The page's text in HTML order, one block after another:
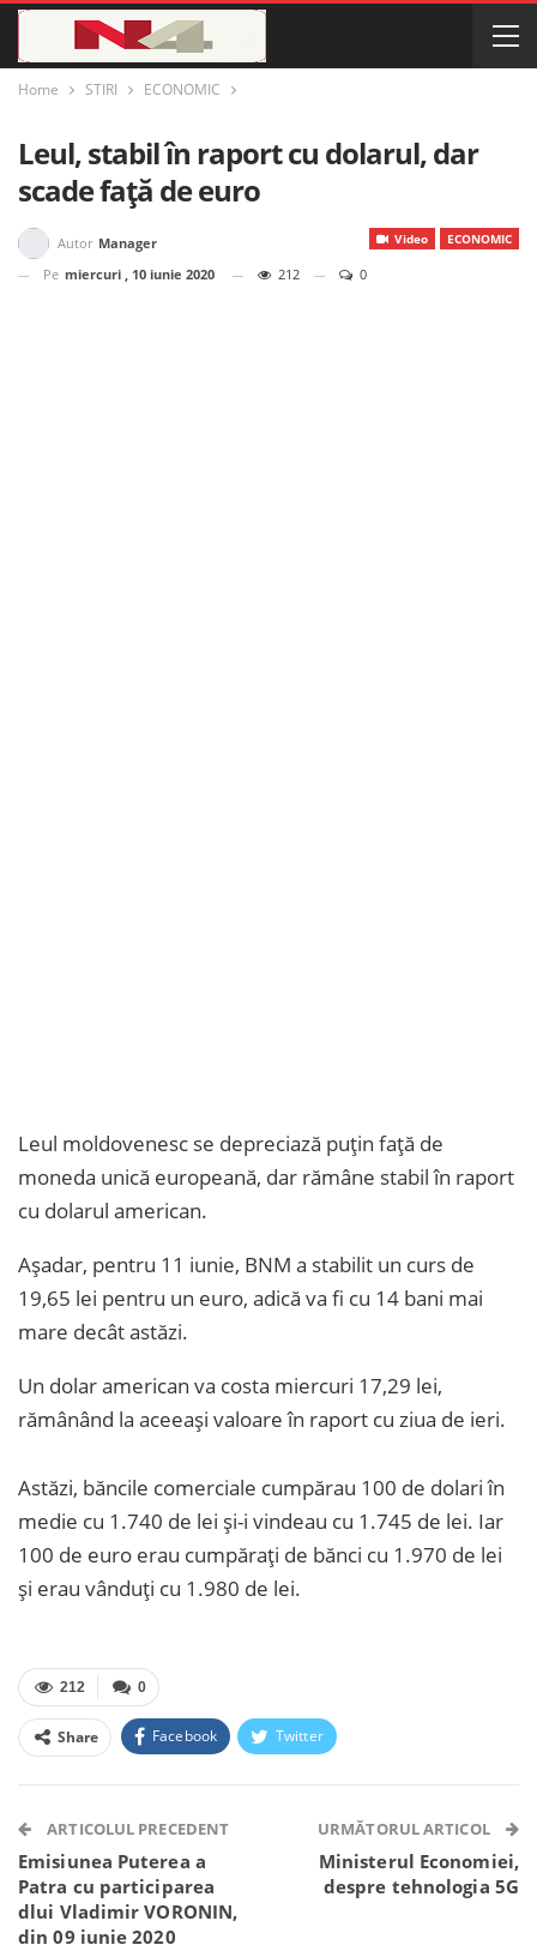
Home STIRI ECONOMIC
Leul, stabil în raport cu dolarul, dar
scade față de euro
Video ECONOMIC
Autor Manager
Pe miercuri , 10 iunie 2020 212 0
Leul moldovenesc se depreciază puțin față de
moneda unică europeană, dar rămâne stabil în raport
cu dolarul american.
Așadar, pentru 11 iunie, BNM a stabilit un curs de
19,65 lei pentru un euro, adică va fi cu 14 bani mai
mare decât astăzi.
Un dolar american va costa miercuri 17,29 lei,
rămânând la aceeași valoare în raport cu ziua de ieri.
Astăzi, băncile comerciale cumpărau 100 de dolari în
medie cu 1.740 de lei și-i vindeau cu 1.745 de lei. Iar
100 de euro erau cumpărați de bănci cu 1.970 de lei
și erau vânduți cu 1.980 de lei.
0
212
Share Facebook Twitter
Telegram WhatsApp Viber
ARTICOLUL PRECEDENT
Emisiunea Puterea a
Patra cu participarea
dlui Vladimir VORONIN,
din 09 iunie 2020
URMĂTORUL ARTICOL
Ministerul Economiei,
despre tehnologia 5G